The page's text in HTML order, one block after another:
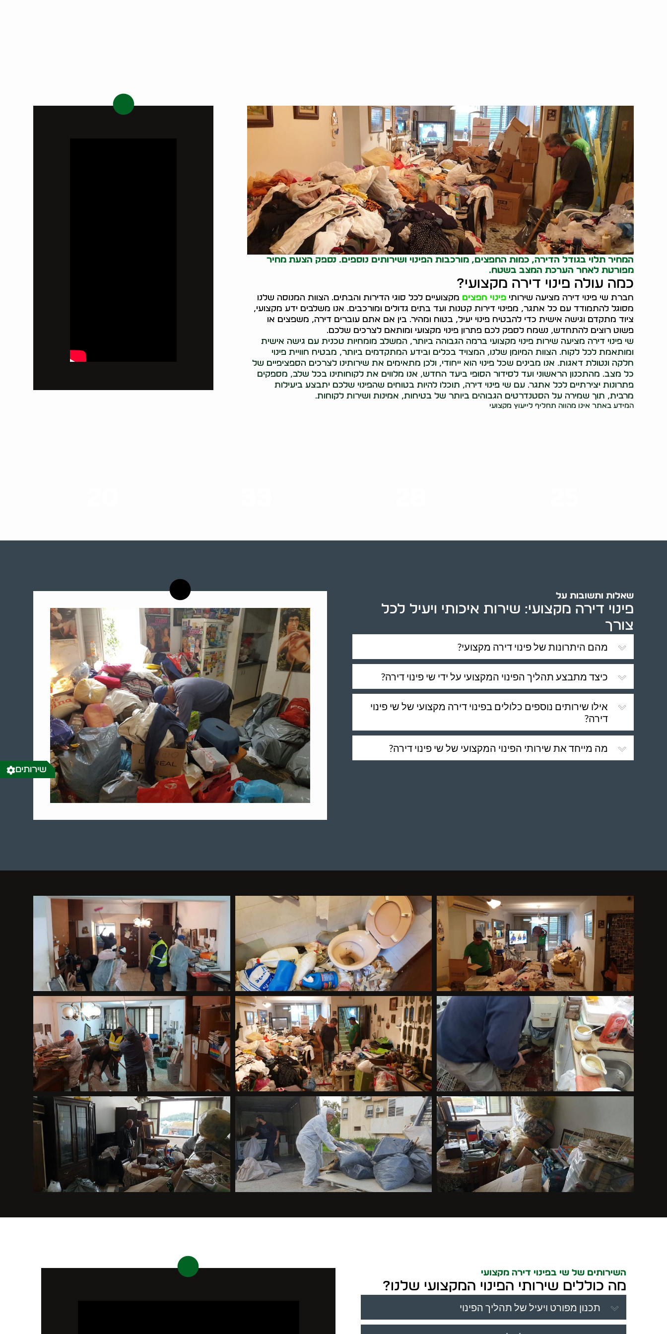
המחיר תלוי בגודל הדירה, כמות החפצים, מורכבות הפינוי ושירותים נוספים. נספק הצעת מחיר
מפורטת לאחר הערכת המצב בשטח.
כמה עולה פינוי דירה מקצועי?
חברת שי פינוי דירה מציעה שירותיפינוי חפצים מקצועיים לכל סוגי הדירות והבתים. הצוות המנוסה שלנו
מסוגל להתמודד עם כל אתגר, מפינוי דירות קטנות ועד בתים גדולים ומורכבים. אנו משלבים ידע מקצועי,
ציוד מתקדם וגישה אישית כדי להבטיח פינוי יעיל, בטוח ומהיר. בין אם אתם עוברים דירה, משפצים או
פשוט רוצים להתחדש, נשמח לספק לכם פתרון פינוי מקצועי ומותאם לצרכים שלכם.
שי פינוי דירה מציעה שירות פינוי מקצועי ברמה הגבוהה ביותר, המשלב מומחיות טכנית עם גישה אישית
ומותאמת לכל לקוח. הצוות המיומן שלנו, המצויד בכלים ובידע המתקדמים ביותר, מבטיח חוויית פינוי
חלקה ונטולת דאגות. אנו מבינים שכל פינוי הוא ייחודי, ולכן מתאימים את שירותינו לצרכים הספציפיים של
כל מצב. מהתכנון הראשוני ועד לסידור הסופי ביעד החדש, אנו מלווים את לקוחותינו בכל שלב, מספקים
פתרונות יצירתיים לכל אתגר. עם שי פינוי דירה, תוכלו להיות בטוחים שהפינוי שלכם יתבצע ביעילות
מרבית, תוך שמירה על הסטנדרטים הגבוהים ביותר של בטיחות, אמינות ושירות לקוחות.
המידע באתר אינו מהווה תחליף לייעוץ מקצועי
שאלות ותשובות על
פינוי דירה מקצועי: שירות איכותי ויעיל לכל
צורך
מהם היתרונות של פינוי דירה מקצועי?
כיצד מתבצע תהליך הפינוי המקצועי על ידי שי פינוי דירה?
אילו שירותים נוספים כלולים בפינוי דירה מקצועי של שי פינוי
דירה?
מה מייחד את שירותי הפינוי המקצועי של שי פינוי דירה?
השירותים של שי בפינוי דירה מקצועי
מה כוללים שירותי הפינוי המקצועי שלנו?
תכנון מפורט ויעיל של תהליך הפינוי
שירותים